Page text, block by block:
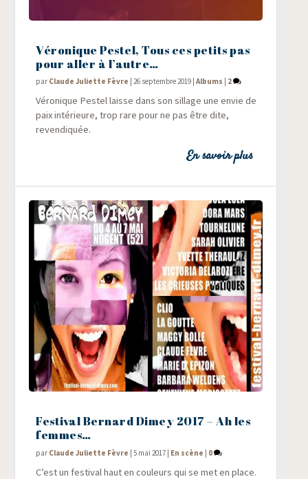
Véronique Pestel, Tous ces petits pas
pour aller à l’autre…
par Claude Juliette Fèvre |26 septembre 2019 |Albums 2
Véro­nique Pes­tel laisse dans son sillage une envie de
paix inté­rieure, trop rare pour ne pas être dite,
revendiquée.
En savoir plus
Festival Bernard Dimey 2017 – Ah les
femmes…
par Claude Juliette Fèvre |5 mai 2017 En scène 0
C’est un fes­ti­val haut en cou­leurs qui se met en place.